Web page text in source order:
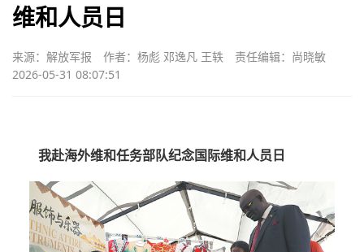
维和人员日
来源：解放军报 作者：杨彪 邓逸凡 王轶
责任编辑：尚晓敏
2026-05-31 08:07:51
我赴海外维和任务部队纪念国际维和人员日